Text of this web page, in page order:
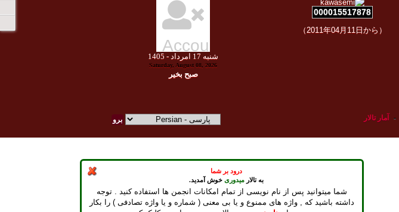
درود بر شما
به تالار میدوریخوش آمدید.
شما میتوانید پس از نام نویسی از تمام امکانات انجمن ها استفاده کنید . توجه
داشته باشید که , واژه های ممنوع و یا بی معنی ( شماره و یا واژه تصادفی ) را بکار
شنبه امرداد - 1405
Saturday, August 08, 2026
صبح بخير
000015517878
（2011年04月11日から）
- آمار تالار